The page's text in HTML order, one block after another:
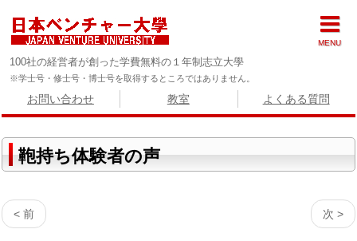
100社の経営者が創った学費無料の１年制志立大學
※学士号・修士号・博士号を取得するところではありません。
お問い合わせ 教室 よくある質問
鞄持ち体験者の声
< 前 次 >
MENU